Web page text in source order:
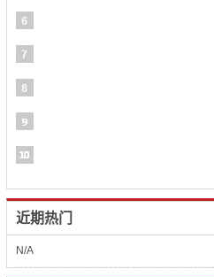
近期热门
N/A